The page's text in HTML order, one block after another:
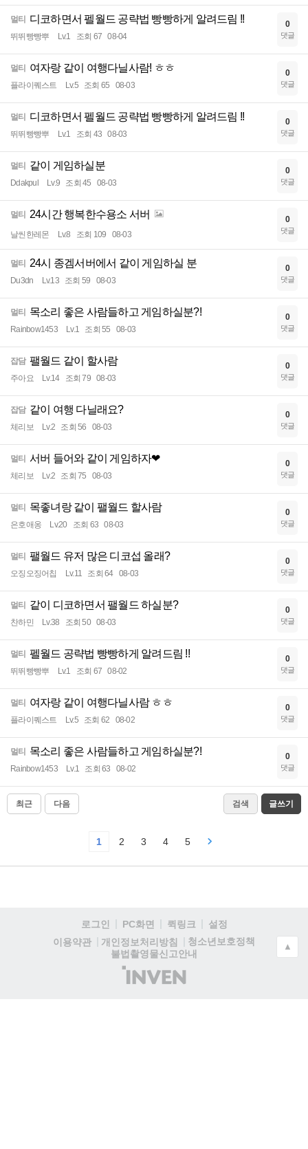
멀티 디코하면서 펠월드 공략법 빵빵하게 알려드림 !!
뛰뛰빵빵뿌 Lv.1 조회 67 08-04
0
댓글
멀티 여자랑 같이 여행다닐사람! ㅎㅎ
플라이퀘스트 Lv.5 조회 65 08-03
0
댓글
멀티 디코하면서 펠월드 공략법 빵빵하게 알려드림 !!
뛰뛰빵빵뿌 Lv.1 조회 43 08-03
0
댓글
멀티 같이 게임하실분
Ddakpul Lv.9 조회 45 08-03
0
댓글
멀티 24시간 행복한수용소 서버
날씬한레몬 Lv.8 조회 109 08-03
0
댓글
멀티 24시 종겜서버에서 같이 게임하실 분
Du3dn Lv.13 조회 59 08-03
0
댓글
멀티 목소리 좋은 사람들하고 게임하실분?!
Rainbow1453 Lv.1 조회 55 08-03
0
댓글
잡담 팰월드 같이 할사람
주아요 Lv.14 조회 79 08-03
0
댓글
잡담 같이 여행 다닐래요?
체리보 Lv.2 조회 56 08-03
0
댓글
멀티 서버 들어와 같이 게임하자❤
체리보 Lv.2 조회 75 08-03
0
댓글
멀티 목좋녀랑 같이 팰월드 할사람
은호애옹 Lv.20 조회 63 08-03
0
댓글
멀티 팰월드 유저 많은 디코섭 올래?
오징오징어칩 Lv.11 조회 64 08-03
0
댓글
멀티 같이 디코하면서 팰월드 하실분?
찬하민 Lv.38 조회 50 08-03
0
댓글
멀티 펠월드 공략법 빵빵하게 알려드림 !!
뛰뛰빵빵뿌 Lv.1 조회 67 08-02
0
댓글
멀티 여자랑 같이 여행다닐사람 ㅎㅎ
플라이퀘스트 Lv.5 조회 62 08-02
0
댓글
멀티 목소리 좋은 사람들하고 게임하실분?!
Rainbow1453 Lv.1 조회 63 08-02
0
댓글
최근 다음 검색 글쓰기
1 2 3 4 5
로그인 PC화면 퀵링크
설정
이용약관
개인정보처리방침
청소년보호정책
불법촬영물신고안내
(주)
인
▲